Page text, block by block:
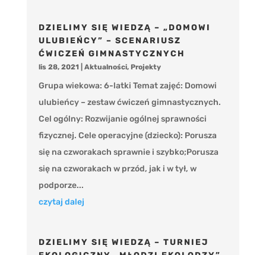
DZIELIMY SIĘ WIEDZĄ – „DOMOWI
ULUBIEŃCY” – SCENARIUSZ
ĆWICZEŃ GIMNASTYCZNYCH
lis 28, 2021 Aktualności, Projekty
Grupa wiekowa: 6-latki Temat zajęć: Domowi
ulubieńcy – zestaw ćwiczeń gimnastycznych.
Cel ogólny: Rozwijanie ogólnej sprawności
fizycznej. Cele operacyjne (dziecko): Porusza
się na czworakach sprawnie i szybko;Porusza
się na czworakach w przód, jak i w tył, w
podporze...
czytaj dalej
DZIELIMY SIĘ WIEDZĄ – TURNIEJ